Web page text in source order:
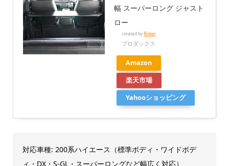
幅 スーパーロング ジャスト
ロー
created byRinker
プロダックス
Amazon
楽天市場
Yahooショッピング
対応車種: 200系ハイエース（標準ボディ・ワイドボデ
ィ・DX・S-GL・スーパーロングなど幅広く対応）